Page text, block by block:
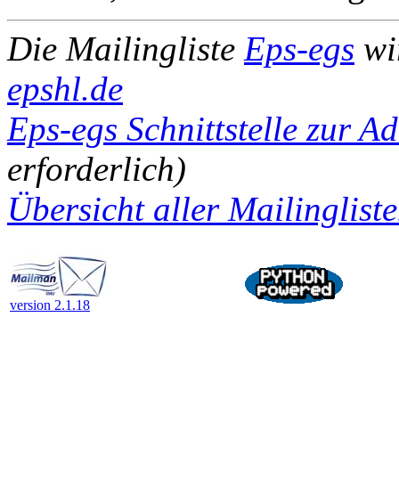
Die Mailingliste Eps-egs
epshl.de
Eps-egs Schnittstelle zur
erforderlich)
Übersicht aller
version 2.1.18